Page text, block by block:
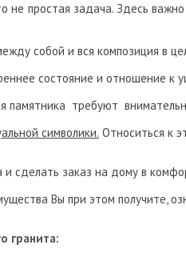
не простая задача. Здесь
собой и вся композиция в
состояние и отношение к
памятника требуют
символики. Относиться к
сделать заказ на дому в
Вы при этом получите,
гранита: